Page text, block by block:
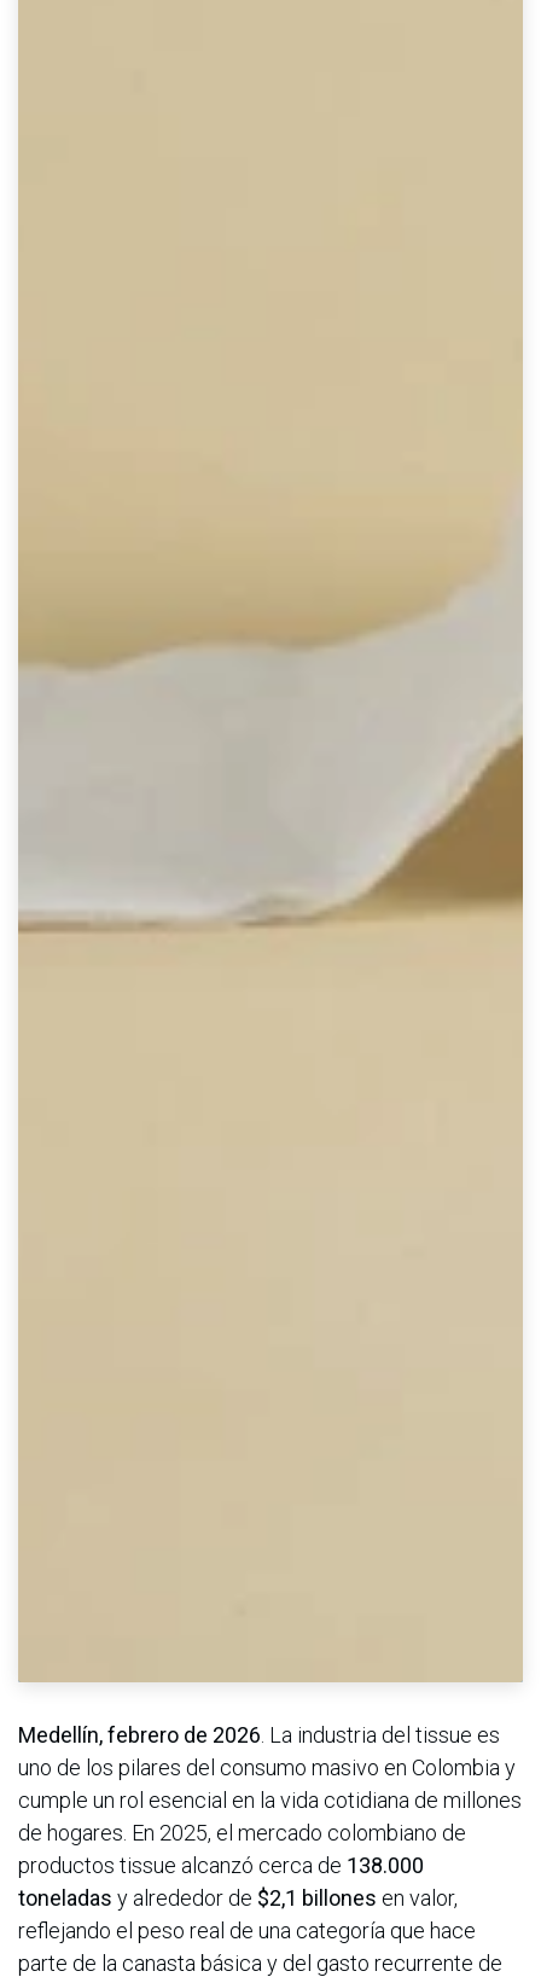
Medellín, febrero de 2026 . La industria del tissue es
uno de los pilares del consumo masivo en Colombia y
cumple un rol esencial en la vida cotidiana de millones
de hogares. En 2025, el mercado colombiano de
productos tissue alcanzó cerca de 138.000
toneladas y alrededor de $2,1 billones en valor,
reflejando el peso real de una categoría que hace
parte de la canasta básica y del gasto recurrente de